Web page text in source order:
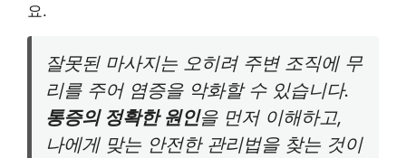
요.
잘못된 마사지는 오히려 주변 조직에 무
리를 주어 염증을 악화할 수 있습니다.
통증의 정확한 원인을 먼저 이해하고,
나에게 맞는 안전한 관리법을 찾는 것이